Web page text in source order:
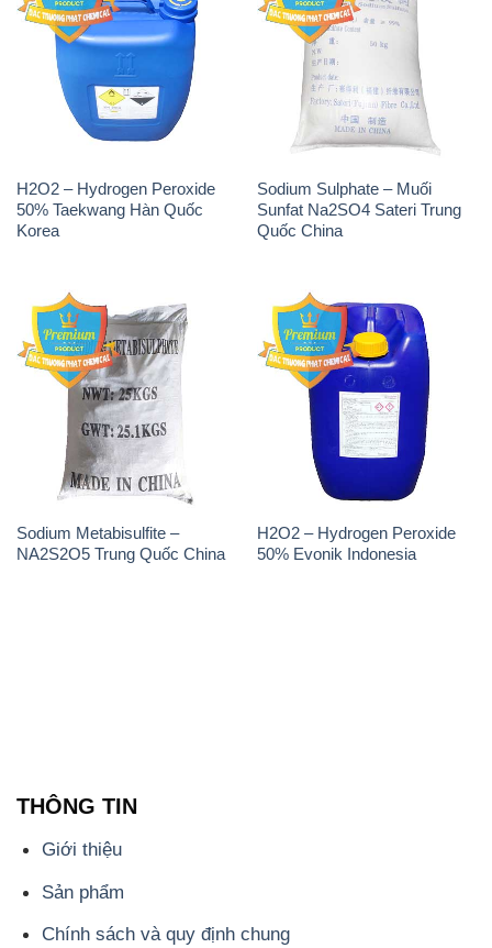
H2O2 – Hydrogen Peroxide
50% Taekwang Hàn Quốc
Korea
Sodium Sulphate – Muối
Sunfat Na2SO4 Sateri Trung
Quốc China
Sodium Metabisulfite –
NA2S2O5 Trung Quốc China
H2O2 – Hydrogen Peroxide
50% Evonik Indonesia
THÔNG TIN
Giới thiệu
Sản phẩm
Chính sách và quy định chung